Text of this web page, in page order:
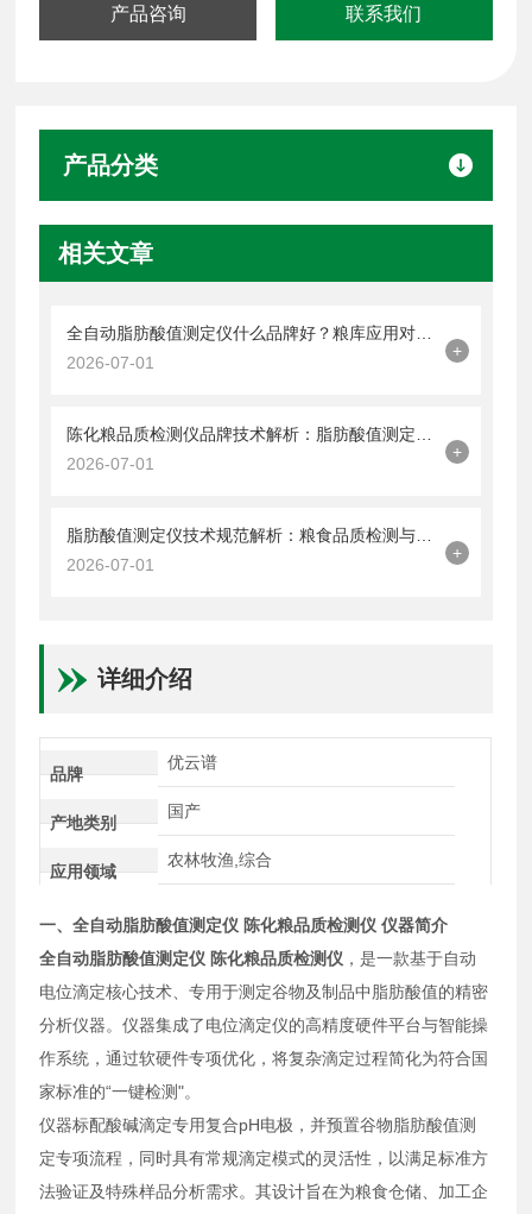
产品咨询 联系我们
产品分类
相关文章
全自动脂肪酸值测定仪什么品牌好？粮库应用对比与科研教学评测
2026-07-01
+
陈化粮品质检测仪品牌技术解析：脂肪酸值测定与粮食新鲜度评估全流程
2026-07-01
+
脂肪酸值测定仪技术规范解析：粮食品质检测与品牌应用全流程指南
2026-07-01
+
详细介绍
品牌
优云谱
产地类别
国产
应用领域
农林牧渔,综合
一、全自动脂肪酸值测定仪 陈化粮品质检测仪仪器简介
全自动脂肪酸值测定仪 陈化粮品质检测仪 ，是一款基于自动
电位滴定核心技术、专用于测定谷物及制品中脂肪酸值的精密
分析仪器。仪器集成了电位滴定仪的高精度硬件平台与智能操
作系统，通过软硬件专项优化，将复杂滴定过程简化为符合国
家标准的“一键检测"。
仪器标配酸碱滴定专用复合pH电极，并预置谷物脂肪酸值测
定专项流程，同时具有常规滴定模式的灵活性，以满足标准方
法验证及特殊样品分析需求。其设计旨在为粮食仓储、加工企